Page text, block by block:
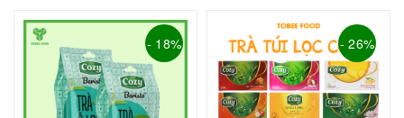
- 18% - 26%